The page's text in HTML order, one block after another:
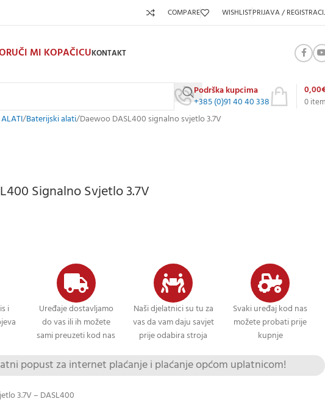
COMPARE WISHLISTPRIJAVA /
MI KOPAČICUKONTAKT
Podrška kupcima
+385 (0)91 40 40 338
0
0,00
ALATI Baterijski alati Daewoo DASL400 signalno svjetlo 3.7V
Signalno Svjetlo 3.7V
i
Uređaje dostavljamo
do vas ili ih možete
sami preuzeti kod nas
Naši djelatnici su tu za
vas da vam daju savjet
prije odabira stroja
Svaki uređaj kod nas
možete probati prije
kupnje
popust za internet plaćanje i plaćanje općom uplatnicom!
3.7V – DASL400